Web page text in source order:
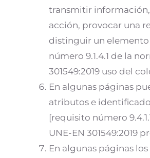
transmitir
acción, provocar una
distinguir un
número 9.1.4.1 de la
301549:2019 uso del
En algunas páginas
atributos e
[requisito número
UNE-EN 301549:2019
En algunas páginas